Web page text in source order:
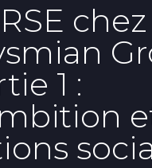
chez
1 :